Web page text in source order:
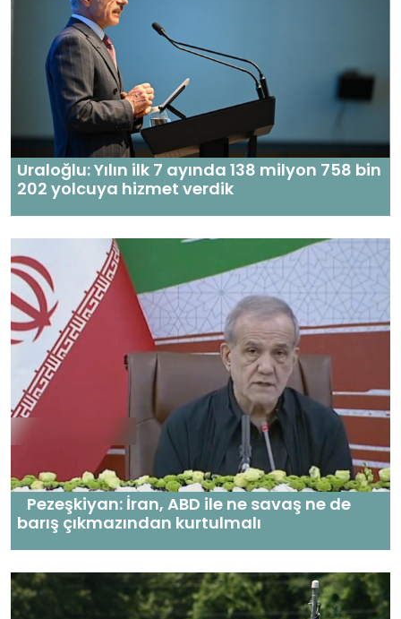
Uraloğlu: Yılın ilk 7 ayında 138 milyon 758 bin
202 yolcuya hizmet verdik
Pezeşkiyan: İran, ABD ile ne savaş ne de
barış çıkmazından kurtulmalı